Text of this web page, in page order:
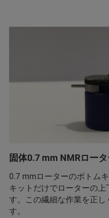
固体0.7 mm NMRロー
0.7 mmローターのボトム
キットだけでローターの
す。この繊細な作業を正し
す。